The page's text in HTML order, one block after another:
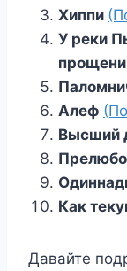
Хиппи
У реки
Алеф
Высший
Как
Давайте